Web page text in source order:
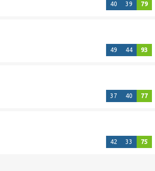
40 39 79
49 44 93
37 40 77
42 33 75